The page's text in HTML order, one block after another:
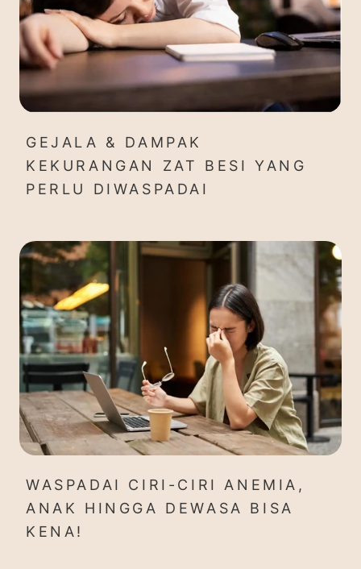
GEJALA & DAMPAK
KEKURANGAN ZAT BESI YANG
PERLU DIWASPADAI
WASPADAI CIRI-CIRI ANEMIA,
ANAK HINGGA DEWASA BISA
KENA!